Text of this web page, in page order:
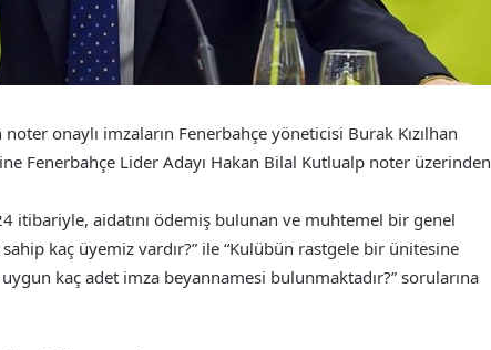
onaylı imzaların Fenerbahçe yöneticisi Burak Kızılhan
Fenerbahçe Lider Adayı Hakan Bilal Kutlualp noter üzerinden
itibariyle, aidatını ödemiş bulunan ve muhtemel bir genel
kaç üyemiz vardır?” ile “Kulübün rastgele bir ünitesine
kaç adet imza beyannamesi bulunmaktadır?” sorularına